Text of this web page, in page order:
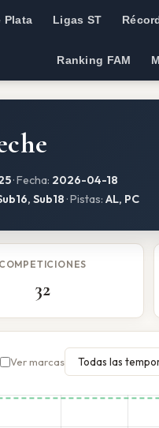
Plata Ligas ST
Ranking FAM
· Fecha: 2026-04-18
Sub18 · Pistas: AL, PC
COMPETICIONES
32
Ver marcas